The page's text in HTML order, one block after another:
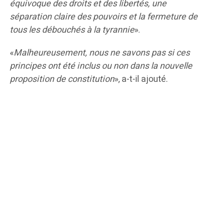
équivoque des droits et des libertés, une
séparation claire des pouvoirs et la fermeture de
tous les débouchés à la tyrannie».
«Malheureusement, nous ne savons pas si ces
principes ont été inclus ou non dans la nouvelle
proposition de constitution», a-t-il ajouté.